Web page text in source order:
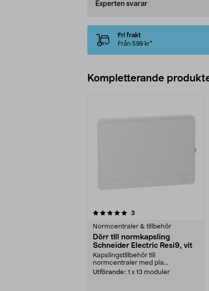
Experten svarar
Fri frakt
Från 599 kr*
Kompletterande
3
Normcentraler & tillbehör
Dörr till normkapsling
Schneider Electric Resi9, vit
Kapslingstillbehör till
normcentraler med pla...
Utförande: 1 x 13 moduler
5.0av 5 stjärnor